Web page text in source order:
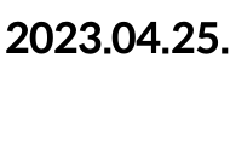
2023.04.25.